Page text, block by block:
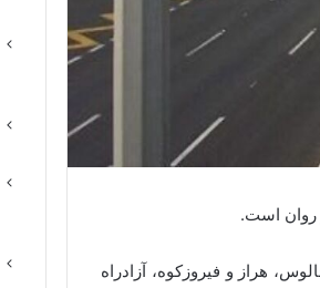
روان است.
هراز و فیروزکوه، آزادراه